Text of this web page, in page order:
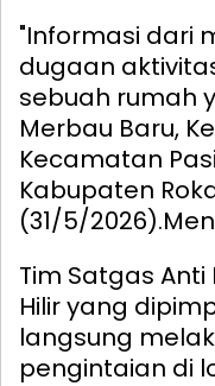
"Informasi dari
dugaan
sebuah rumah
Merbau Baru,
Kecamatan
Kabupaten
(31/5/2026).
Tim Satgas
Hilir yang
langsung
pengintaian di